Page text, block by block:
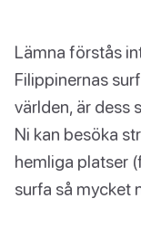
Lämna förstås
Filippinernas
världen, är dess
Ni kan besöka
hemliga platser
surfa så mycket